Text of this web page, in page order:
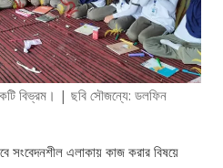
একটি বিভ্রম। | ছবি সৌজন্যে: ডলফিন
সংবেদনশীল এলাকায় কাজ করার বিষয়ে